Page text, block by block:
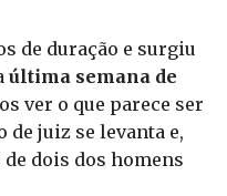
de duração e surgiu
última semana de
ver o que parece ser
juiz se levanta e,
dois dos homens